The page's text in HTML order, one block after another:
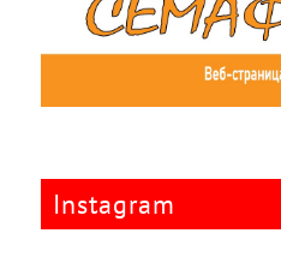
Instagram